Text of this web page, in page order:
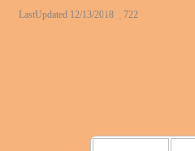
LastUpdated 12/13/2018 _ 722
『わたし